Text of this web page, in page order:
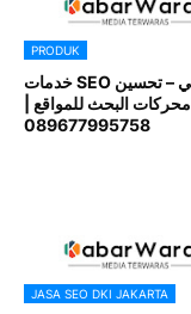
PRODUK
خدمات SEO في دبي – تحسين
محركات البحث للمواقع |
089677995758
JASA SEO DKI JAKARTA